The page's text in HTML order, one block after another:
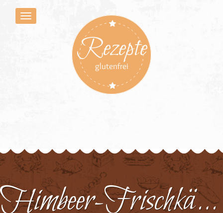
Rezepte
glutenfrei
Himbeer-Frischkäse Torte